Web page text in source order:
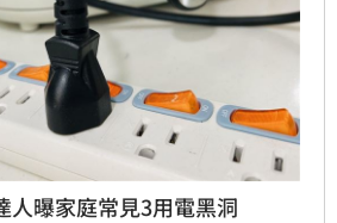
人曝家庭常見3用電黑洞